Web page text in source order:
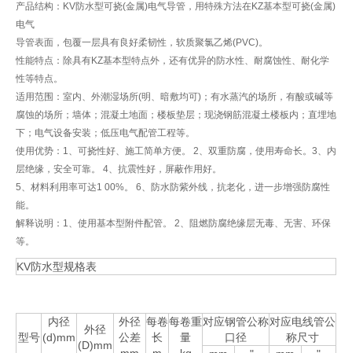
产品结构：KV防水型可挠(金属)电气导管，用特殊方法在KZ基本型可挠(金属)
电气
导管表面，包覆一层具有良好柔韧性，软质聚氯乙烯(PVC)。
性能特点：除具有KZ基本型特点外，还有优异的防水性、耐腐蚀性、耐化学
性等特点。
适用范围：室内、外潮湿场所(明、暗敷均可)；有水蒸汽的场所，有酸或碱等
腐蚀的场所；墙体；混凝土地面；楼板垫层；现浇钢筋混凝土楼板内；直埋地
下；电气设备安装；低压电气配管工程等。
使用优势：1、可挠性好、施工简单方便。 2、双重防腐，使用寿命长。3、内
层绝缘，安全可靠。 4、抗震性好，屏蔽作用好。
5、材料利用率可达1 00%。 6、防水防紫外线，抗老化，进一步增强防腐性
能。
解释说明：1、使用基本型附件配管。 2、阻燃防腐绝缘层无毒、无害、环保
等。
KV防水型规格表
型号
内径
(d)mm
外径
(D)mm
外径
公差
每卷
长
每卷重
量
对应钢管公称
口径
对应电线管公
称尺寸